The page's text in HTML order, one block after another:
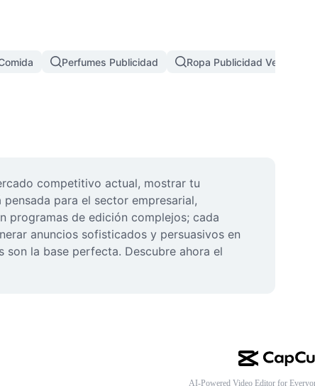
Perfumes Publicidad Ropa Publicidad Venta
competitivo actual, mostrar tu
para el sector empresarial,
programas de edición complejos; cada
anuncios sofisticados y persuasivos en
son la base perfecta. Descubre ahora el
AI-Powered Video Editor for